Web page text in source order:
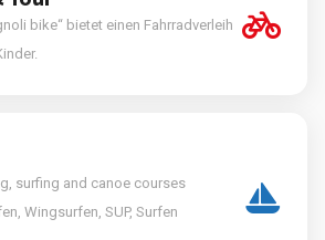
bike“ bietet einen Fahrradverleih
surfing and canoe courses
Wingsurfen, SUP, Surfen